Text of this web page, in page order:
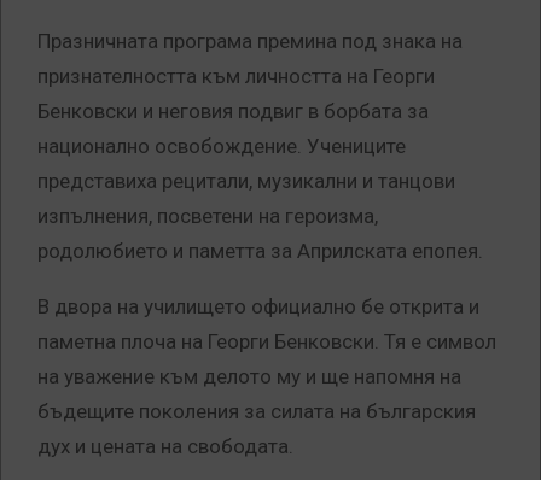
Празничната програма премина под знака на
признателността към личността на Георги
Бенковски и неговия подвиг в борбата за
национално освобождение. Учениците
представиха рецитали, музикални и танцови
изпълнения, посветени на героизма,
родолюбието и паметта за Априлската епопея.
В двора на училището официално бе открита и
паметна плоча на Георги Бенковски. Тя е символ
на уважение към делото му и ще напомня на
бъдещите поколения за силата на българския
дух и цената на свободата.